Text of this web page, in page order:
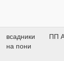
всадники
на пони
ПП